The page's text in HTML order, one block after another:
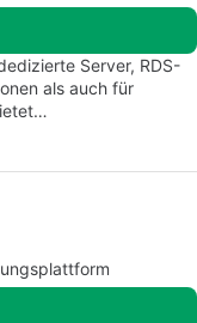
Server, RDS-
als auch für